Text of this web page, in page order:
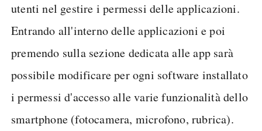
utenti nel gestire i permessi delle applicazioni.
Entrando all'interno delle applicazioni e poi
premendo sulla sezione dedicata alle app sarà
possibile modificare per ogni software installato
i permessi d'accesso alle varie funzionalità dello
smartphone (fotocamera, microfono, rubrica).